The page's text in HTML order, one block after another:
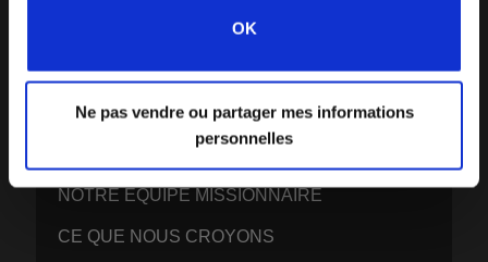
OK
Ne pas vendre ou partager mes informations
personnelles
EVANGELICAL STUDENTS
NOTRE VISION MONDIALE
NOTRE TRAVAIL
L’HISTOIRE DE L’IFES
NOTRE ÉQUIPE MISSIONNAIRE
CE QUE NOUS CROYONS